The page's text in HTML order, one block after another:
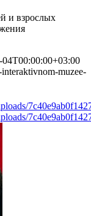
и взрослых
04T00:00:00+03:00
muzee-